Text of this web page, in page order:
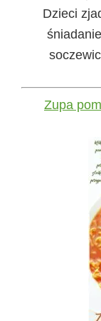
Dzieci
Zupa